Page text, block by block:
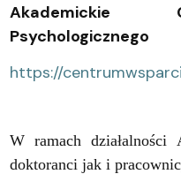
Akademickie
Psychologicznego
https://
W ramach działalności
doktoranci jak i